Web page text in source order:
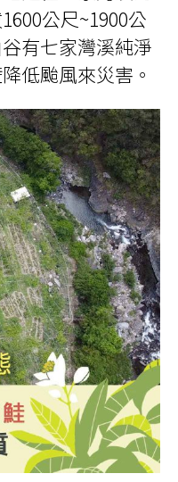
1600公尺~1900公
有七家灣溪純淨
低颱風來災害。